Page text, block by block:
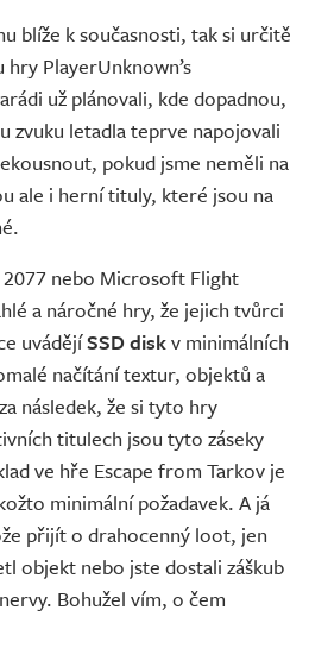
blíže k současnosti, tak si určitě
PlayerUnknown’s
už plánovali, kde dopadnou,
zvuku letadla teprve napojovali
pokud jsme neměli na
ale i herní tituly, které jsou na
nebo Microsoft Flight
a náročné hry, že jejich tvůrci
uvádějíSSD diskv minimálních
načítání textur, objektů a
následek, že si tyto hry
titulech jsou tyto záseky
ve hře Escape from Tarkov je
minimální požadavek. A já
přijít o drahocenný loot, jen
objekt nebo jste dostali záškub
Bohužel vím, o čem